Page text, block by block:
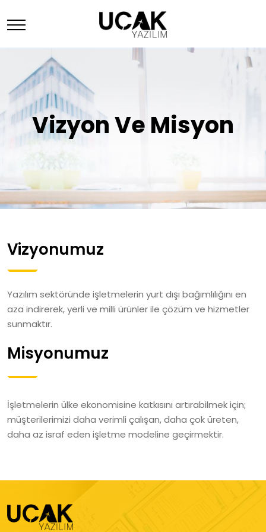
Vizyon Ve Misyon
Vizyonumuz
Yazılım sektöründe işletmelerin yurt dışı bağımlılığını en
aza indirerek, yerli ve milli ürünler ile çözüm ve hizmetler
sunmaktır.
Misyonumuz
İşletmelerin ülke ekonomisine katkısını artırabilmek için;
müşterilerimizi daha verimli çalışan, daha çok üreten,
daha az israf eden işletme modeline geçirmektir.